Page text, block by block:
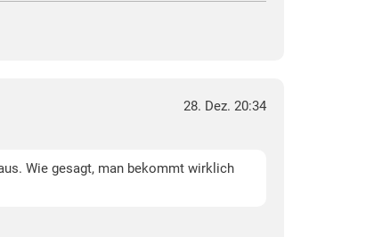
28. Dez. 20:34
Wie gesagt, man bekommt wirklich